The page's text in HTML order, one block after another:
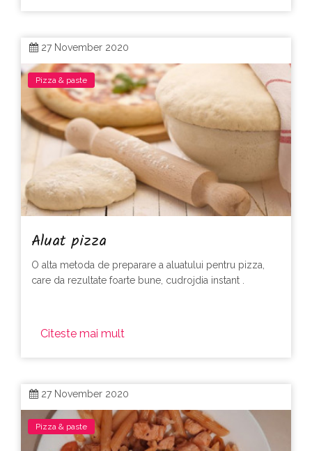
27 November 2020
Pizza & paste
Aluat pizza
O alta metoda de preparare a aluatului pentru pizza,
care da rezultate foarte bune, cudrojdia instant .
Citeste mai mult
27 November 2020
Pizza & paste